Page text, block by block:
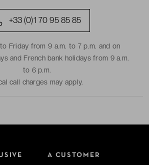
+33 (0)1 70 95 85 85
Friday from 9 a.m. to 7 p.m. and on
and French bank holidays from 9 a.m.
to 6 p.m.
call charges may apply.
A CUSTOMER